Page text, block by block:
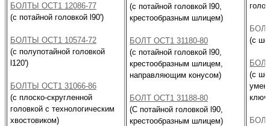
БОЛТЫ ОСТ1 12086-77
(с потайной головкой l90')
БОЛТЫ ОСТ1 10574-72
(с полупотайной головкой
l120')
БОЛТЫ ОСТ1 31066-86
(с плоско-скругленной
головкой с технологическим
хвостовиком)
(с потайной головкой l90,
крестообразным шлицем)
БОЛТ ОСТ1 31180-80
(с потайной головкой l90,
крестообразным шлицем,
направляющим конусом)
БОЛТ ОСТ1 31188-80
(C потайной головкой l90,
крестообразным шлицем)
(с
(с